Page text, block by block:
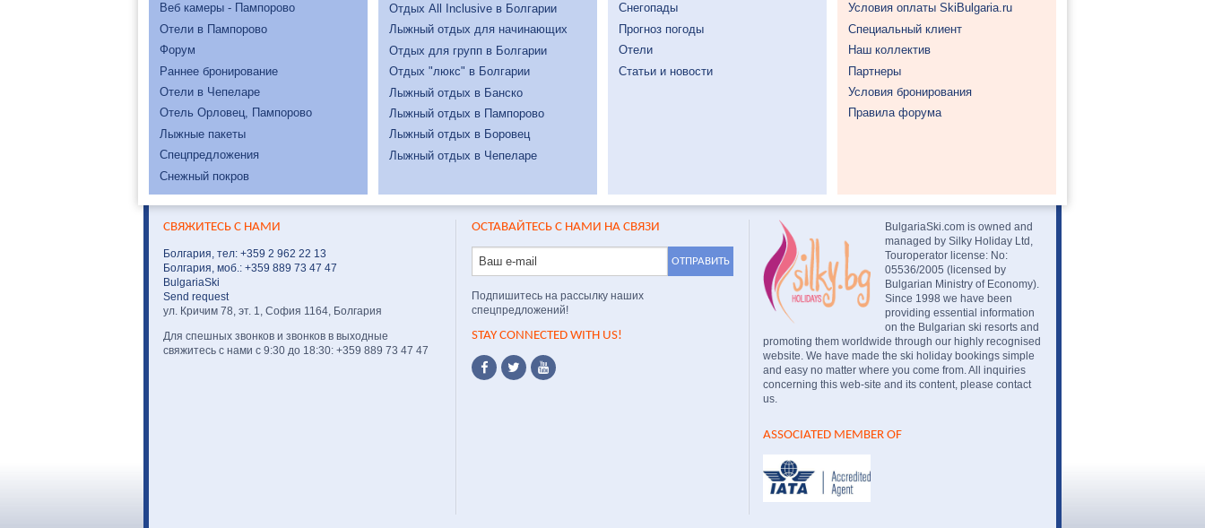
Веб камеры - Пампорово
Отели в Пампорово
Форум
Раннее бронирование
Отели в Чепеларе
Отель Орловец, Пампорово
Лыжные пакеты
Спецпредложения
Снежный покров
Отдых All Inclusive в Болгарии
Лыжный отдых для начинающих
Отдых для групп в Болгарии
Отдых "люкс" в Болгарии
Лыжный отдых в Банско
Лыжный отдых в Пампорово
Лыжный отдых в Боровец
Лыжный отдых в Чепеларе
Снегопады
Прогноз погоды
Отели
Статьи и новости
Условия оплаты SkiBulgaria.ru
Специальный клиент
Наш коллектив
Партнеры
Условия бронирования
Правила форума
СВЯЖИТЕСЬ С НАМИ
Болгария, тел: +359 2 962 22 13
Болгария, моб.: +359 889 73 47 47
BulgariaSki
Send request
ул. Кричим 78, эт. 1, София 1164, Болгария
Для спешных звонков и звонков в выходные
свяжитесь с нами с 9:30 до 18:30: +359 889 73 47 47
ОСТАВАЙТЕСЬ С НАМИ НА СВЯЗИ
Подпишитесь на рассылку наших
спецпредложений!
STAY CONNECTED WITH US!
BulgariaSki.com is owned and
managed by Silky Holiday Ltd,
Touroperator license: No:
05536/2005 (licensed by
Bulgarian Ministry of Economy).
Since 1998 we have been
providing essential information
on the Bulgarian ski resorts and
promoting them worldwide through our highly recognised
website. We have made the ski holiday bookings simple
and easy no matter where you come from. All inquiries
concerning this web-site and its content, please contact
us.
ASSOCIATED MEMBER OF